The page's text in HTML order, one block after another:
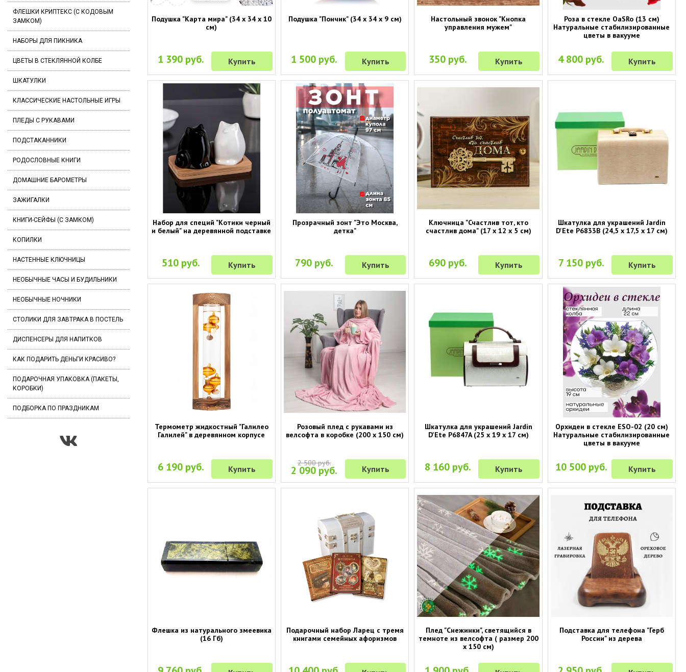
ФЛЕШКИ КРИПТЕКС (С КОДОВЫМ
ЗАМКОМ)
НАБОРЫ ДЛЯ ПИКНИКА
ЦВЕТЫ В СТЕКЛЯННОЙ КОЛБЕ
ШКАТУЛКИ
КЛАССИЧЕСКИЕ НАСТОЛЬНЫЕ ИГРЫ
ПЛЕДЫ С РУКАВАМИ
ПОДСТАКАННИКИ
РОДОСЛОВНЫЕ КНИГИ
ДОМАШНИЕ БАРОМЕТРЫ
ЗАЖИГАЛКИ
КНИГИ-СЕЙФЫ (С ЗАМКОМ)
КОПИЛКИ
НАСТЕННЫЕ КЛЮЧНИЦЫ
НЕОБЫЧНЫЕ ЧАСЫ И БУДИЛЬНИКИ
НЕОБЫЧНЫЕ НОЧНИКИ
СТОЛИКИ ДЛЯ ЗАВТРАКА В ПОСТЕЛЬ
ДИСПЕНСЕРЫ ДЛЯ НАПИТКОВ
КАК ПОДАРИТЬ ДЕНЬГИ КРАСИВО?
ПОДАРОЧНАЯ УПАКОВКА (ПАКЕТЫ,
КОРОБКИ)
ПОДБОРКА ПО ПРАЗДНИКАМ
Подушка "Карта мира" (34 х 34 х 10
см)
1 390 руб. Купить
Подушка "Пончик" (34 х 34 х 9 см)
1 500 руб. Купить
Настольный звонок "Кнопка
управления мужем"
350 руб. Купить
Роза в стекле OaSRo (13 см)
Натуральные стабилизированные
цветы в вакууме
4 800 руб. Купить
Набор для специй "Котики черный
и белый" на деревянной подставке
510 руб. Купить
Прозрачный зонт "Это Москва,
детка"
790 руб. Купить
Ключница "Счастлив тот, кто
счастлив дома" (17 х 12 х 5 см)
690 руб. Купить
Шкатулка для украшений Jardin
D'Ete P6833B (24,5 х 17,5 х 17 см)
7 150 руб. Купить
Термометр жидкостный "Галилео
Галилей" в деревянном корпусе
6 190 руб. Купить
Розовый плед с рукавами из
велсофта в коробке (200 х 150 см)
2 500 руб.
2 090 руб. Купить
Шкатулка для украшений Jardin
D'Ete P6847A (25 х 19 х 17 см)
8 160 руб. Купить
Орхидеи в стекле ESO-02 (20 см)
Натуральные стабилизированные
цветы в вакууме
10 500 руб. Купить
Флешка из натурального змеевика
(16 Гб)
Подарочный набор Ларец с тремя
книгами семейных афоризмов
Плед "Снежинки", светящийся в
темноте из велсофта ( размер 200
х 150 см)
Подставка для телефона "Герб
России" из дерева